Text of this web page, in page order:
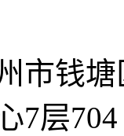
市钱
7层704